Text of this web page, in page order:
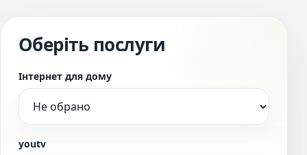
Оберіть послуги
Інтернет для дому
youtv